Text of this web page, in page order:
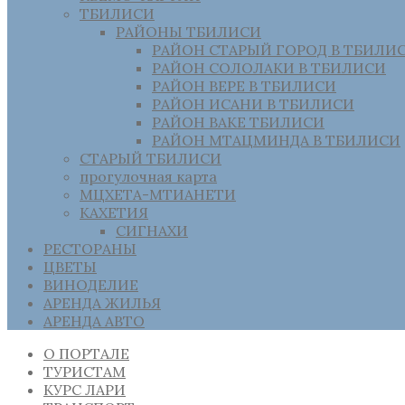
ТБИЛИСИ
РАЙОНЫ ТБИЛИСИ
РАЙОН СТАРЫЙ ГОРОД В
РАЙОН СОЛОЛАКИ В ТБИЛИСИ
РАЙОН ВЕРЕ В ТБИЛИСИ
РАЙОН ИСАНИ В ТБИЛИСИ
РАЙОН ВАКЕ ТБИЛИСИ
РАЙОН МТАЦМИНДА В ТБИЛИСИ
СТАРЫЙ ТБИЛИСИ
прогулочная карта
МЦХЕТА-МТИАНЕТИ
КАХЕТИЯ
СИГНАХИ
РЕСТОРАНЫ
ЦВЕТЫ
ВИНОДЕЛИЕ
АРЕНДА ЖИЛЬЯ
АРЕНДА АВТО
О ПОРТАЛЕ
ТУРИСТАМ
КУРС ЛАРИ